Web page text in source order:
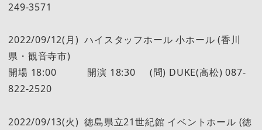
249-3571
2022/09/12(月) ハイスタッフホール 小ホール (香川
県・観音寺市)
開場 18:00 開演 18:30 (問) DUKE(高松) 087-
822-2520
2022/09/13(火) 徳島県立21世紀館 イベントホール (徳